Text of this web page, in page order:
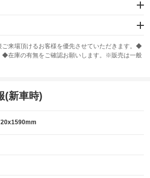
手席/サイド
ABS
再生
ミホイール
ご来場頂けるお客様を優先させていただきます。◆
◆在庫の有無をご確認お願いします。※販売は一般
(新車時)